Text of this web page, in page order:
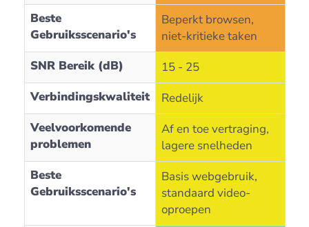
Beste
Gebruiksscenario's
Beperkt browsen,
niet-kritieke taken
SNR Bereik (dB)
15 - 25
Verbindingskwaliteit
Redelijk
Veelvoorkomende
problemen
Af en toe vertraging,
lagere snelheden
Beste
Gebruiksscenario's
Basis webgebruik,
standaard video-
oproepen